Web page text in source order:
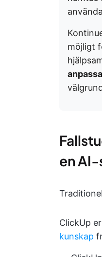
möjligt
en
ClickUp
kunskap